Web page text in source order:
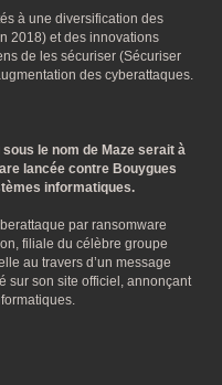
à une diversification des
2018) et des innovations
de les sécuriser (Sécuriser
des cyberattaques.
le nom de Maze serait à
lancée contre Bouygues
informatiques.
par ransomware
filiale du célèbre groupe
au travers d’un message
sur son site officiel, annonçant